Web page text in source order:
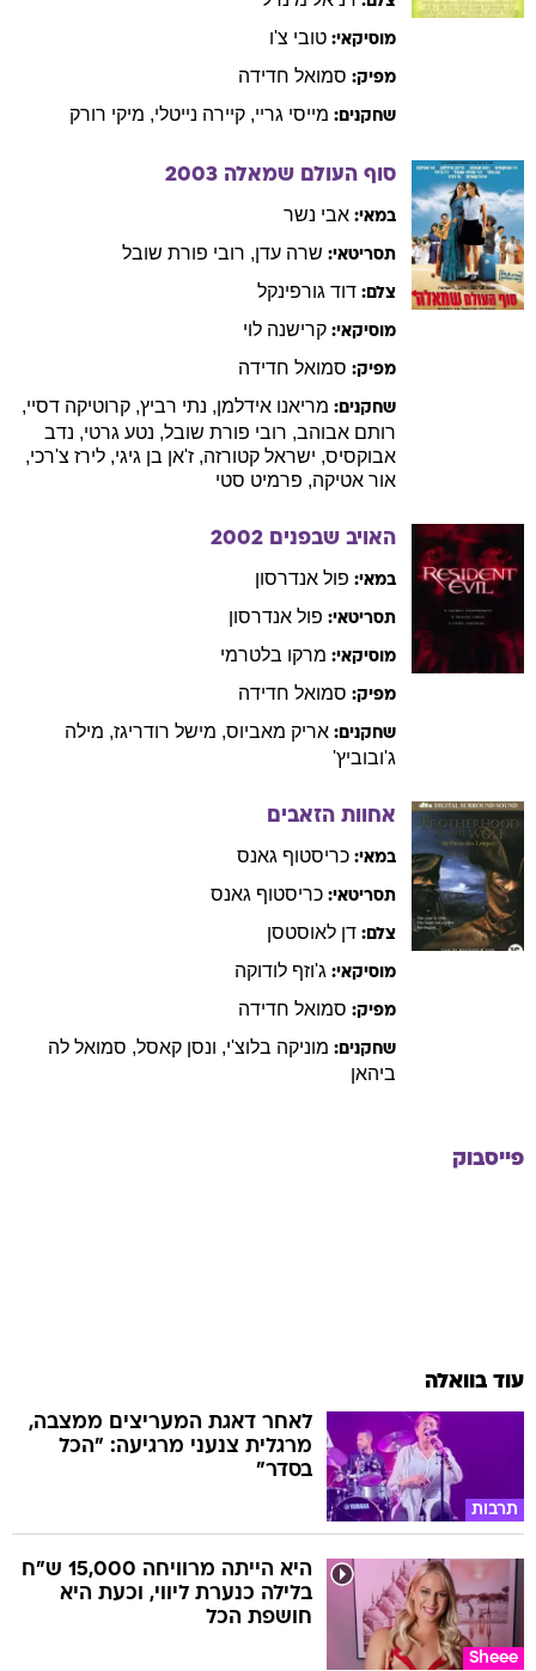
מוסיקאי: טובי צ'ו
מפיק: סמואל חדידה
שחקנים: מייסי גריי, קיירה נייטלי, מיקי רורק
סוף העולם שמאלה 2003
במאי: אבי נשר
תסריטאי: שרה עדן, רובי פורת שובל
צלם: דוד גורפינקל
מוסיקאי: קרישנה לוי
מפיק: סמואל חדידה
שחקנים: מריאנו אידלמן, נתי רביץ, קרוטיקה דסיי,
רותם אבוהב, רובי פורת שובל, נטע גרטי, נדב
אבוקסיס, ישראל קטורזה, ז'אן בן גיגי, לירז צ'רכי,
אור אטיקה, פרמיט סטי
האויב שבפנים 2002
במאי: פול אנדרסון
תסריטאי: פול אנדרסון
מוסיקאי: מרקו בלטרמי
מפיק: סמואל חדידה
שחקנים: אריק מאביוס, מישל רודריגז, מילה
ג'ובוביץ'
אחוות הזאבים
במאי: כריסטוף גאנס
תסריטאי: כריסטוף גאנס
צלם: דן לאוסטסן
מוסיקאי: ג'וזף לודוקה
מפיק: סמואל חדידה
שחקנים: מוניקה בלוצ'י, ונסן קאסל, סמואל לה
ביהאן
פייסבוק
עוד בוואלה
תרבות
לאחר דאגת המעריצים ממצבה,
מרגלית צנעני מרגיעה: "הכל
בסדר"
Sheee
היא הייתה מרוויחה 15,000 ש"ח
בלילה כנערת ליווי, וכעת היא
חושפת הכל